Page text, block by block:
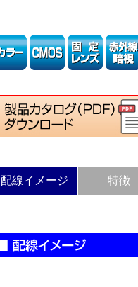
配線イメージ 特徴